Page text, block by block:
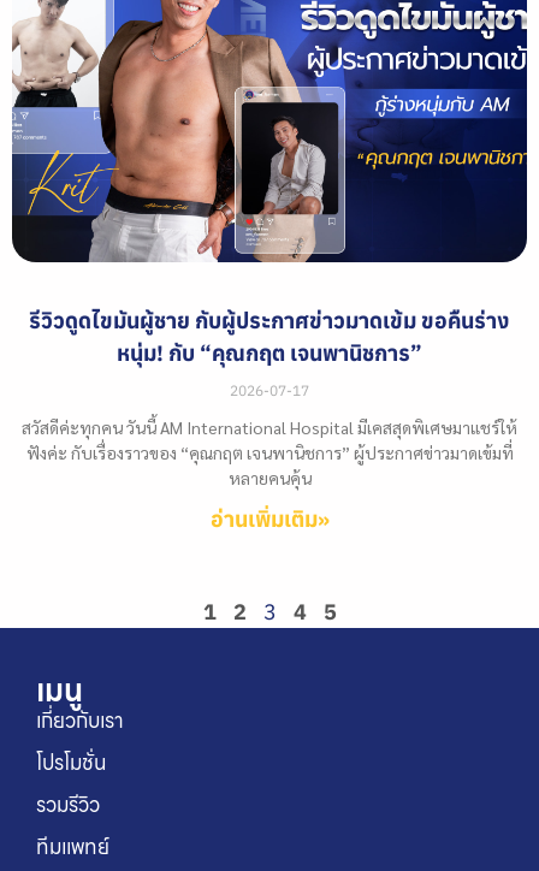
รีวิวดูดไขมันผู้ชาย กับผู้ประกาศข่าวมาดเข้ม ขอคืนร่าง
หนุ่ม! กับ “คุณกฤต เจนพานิชการ”
2026-07-17
สวัสดีค่ะทุกคน วันนี้ AM International Hospital มีเคสสุดพิเศษมาแชร์ให้
ฟังค่ะ กับเรื่องราวของ “คุณกฤต เจนพานิชการ” ผู้ประกาศข่าวมาดเข้มที่
หลายคนคุ้น
อ่านเพิ่มเติม»
1 2 3 4 5
เมนู
เกี่ยวกับเรา
โปรโมชั่น
รวมรีวิว
ทีมแพทย์